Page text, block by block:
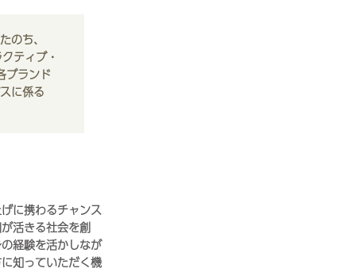
ち、
ティブ・
ブランド
に係る
に携わるチャンス
活きる社会を創
経験を活かしなが
知っていただく機